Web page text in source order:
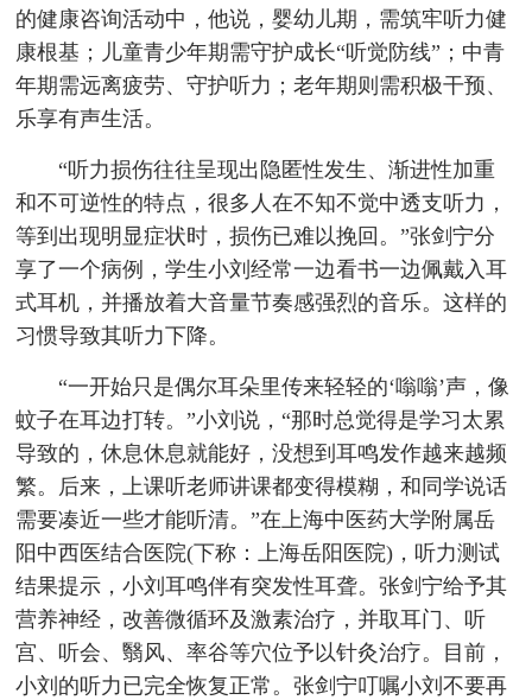
的健康咨询活动中，他说，婴幼儿期，需筑牢听力健
康根基；儿童青少年期需守护成长“听觉防线”；中青
年期需远离疲劳、守护听力；老年期则需积极干预、
乐享有声生活。
“听力损伤往往呈现出隐匿性发生、渐进性加重
和不可逆性的特点，很多人在不知不觉中透支听力，
等到出现明显症状时，损伤已难以挽回。”张剑宁分
享了一个病例，学生小刘经常一边看书一边佩戴入耳
式耳机，并播放着大音量节奏感强烈的音乐。这样的
习惯导致其听力下降。
“一开始只是偶尔耳朵里传来轻轻的‘嗡嗡’声，像
蚊子在耳边打转。”小刘说，“那时总觉得是学习太累
导致的，休息休息就能好，没想到耳鸣发作越来越频
繁。后来，上课听老师讲课都变得模糊，和同学说话
需要凑近一些才能听清。”在上海中医药大学附属岳
阳中西医结合医院(下称：上海岳阳医院)，听力测试
结果提示，小刘耳鸣伴有突发性耳聋。张剑宁给予其
营养神经，改善微循环及激素治疗，并取耳门、听
宫、听会、翳风、率谷等穴位予以针灸治疗。目前，
小刘的听力已完全恢复正常。张剑宁叮嘱小刘不要再